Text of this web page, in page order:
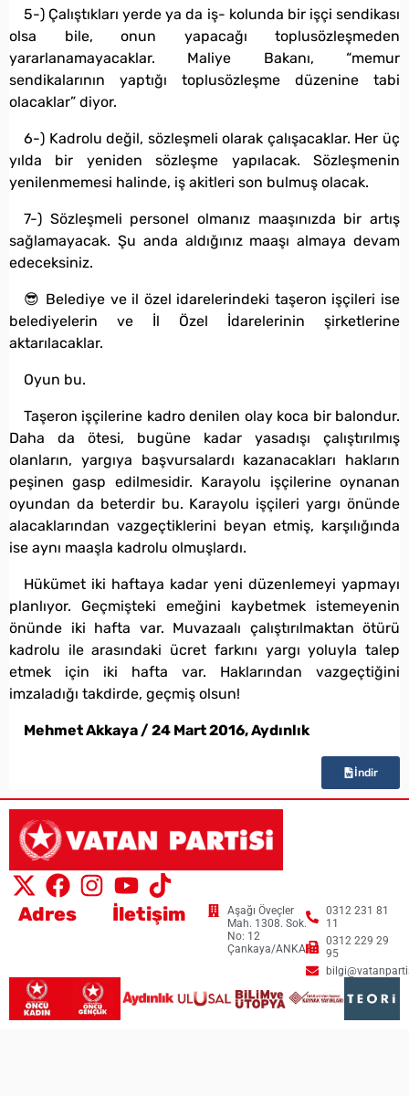
5-) Çalıştıkları yerde ya da iş- kolunda bir işçi sendikası
olsa bile, onun yapacağı toplusözleşmeden
yararlanamayacaklar. Maliye Bakanı, “memur
sendikalarının yaptığı toplusözleşme düzenine tabi
olacaklar” diyor.
6-) Kadrolu değil, sözleşmeli olarak çalışacaklar. Her üç
yılda bir yeniden sözleşme yapılacak. Sözleşmenin
yenilenmemesi halinde, iş akitleri son bulmuş olacak.
7-) Sözleşmeli personel olmanız maaşınızda bir artış
sağlamayacak. Şu anda aldığınız maaşı almaya devam
edeceksiniz.
😎 Belediye ve il özel idarelerindeki taşeron işçileri ise
belediyelerin ve İl Özel İdarelerinin şirketlerine
aktarılacaklar.
Oyun bu.
Taşeron işçilerine kadro denilen olay koca bir balondur.
Daha da ötesi, bugüne kadar yasadışı çalıştırılmış
olanların, yargıya başvursalardı kazanacakları hakların
peşinen gasp edilmesidir. Karayolu işçilerine oynanan
oyundan da beterdir bu. Karayolu işçileri yargı önünde
alacaklarından vazgeçtiklerini beyan etmiş, karşılığında
ise aynı maaşla kadrolu olmuşlardı.
Hükümet iki haftaya kadar yeni düzenlemeyi yapmayı
planlıyor. Geçmişteki emeğini kaybetmek istemeyenin
önünde iki hafta var. Muvazaalı çalıştırılmaktan ötürü
kadrolu ile arasındaki ücret farkını yargı yoluyla talep
etmek için iki hafta var. Haklarından vazgeçtiğini
imzaladığı takdirde, geçmiş olsun!
Mehmet Akkaya / 24 Mart 2016, Aydınlık
İndir
Adres
Aşağı Öveçler
Mah. 1308. Sok.
No: 12
Çankaya/ANKARA
İletişim
0312 231 81
11
0312 229 29
95